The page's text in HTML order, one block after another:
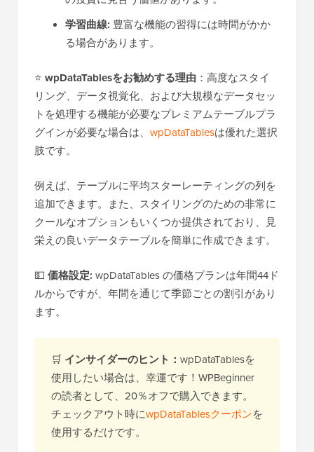
学習曲線: 豊富な機能の習得には時間がかか
る場合があります。
⭐ wpDataTablesをお勧めする理由 ：高度なスタイ
リング、データ視覚化、および大規模なデータセッ
トを処理する機能が必要なプレミアムテーブルプラ
グインが必要な場合は、 wpDataTablesは優れた選択
肢です。
例えば、テーブルに平均スターレーティングの列を
追加できます。また、スタイリングのための非常に
クールなオプションもいくつか提供されており、見
栄えの良いデータテーブルを簡単に作成できます。
💵 価格設定: wpDataTables の価格プランは年間44ド
ルからですが、年間を通じて季節ごとの割引があり
ます。
🛒 インサイダーのヒント： wpDataTablesを
使用したい場合は、幸運です！WPBeginner
の読者として、20％オフで購入できます。
チェックアウト時にwpDataTablesクーポンを
使用するだけです。